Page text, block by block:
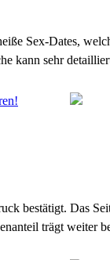
Sex-Dates,
kann sehr
bestätigt. Das
trägt weiter